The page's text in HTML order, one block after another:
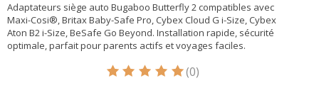
Adaptateurs siège auto Bugaboo Butterfly 2 compatibles avec
Maxi-Cosi®, Britax Baby-Safe Pro, Cybex Cloud G i-Size, Cybex
Aton B2 i-Size, BeSafe Go Beyond. Installation rapide, sécurité
optimale, parfait pour parents actifs et voyages faciles.
Ce produit est évalué à
(0)